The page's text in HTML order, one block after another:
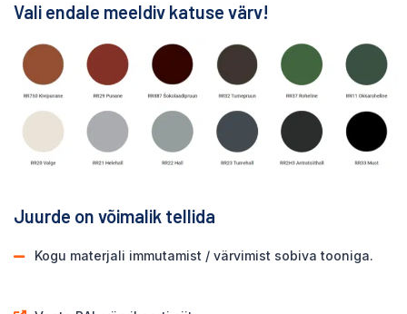
Vali endale meeldiv katuse värv!
Juurde on võimalik tellida
Kogu materjali immutamist / värvimist sobiva tooniga.